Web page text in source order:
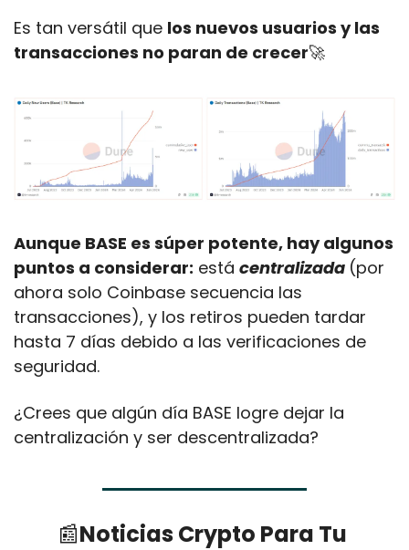
Es tan versátil que los nuevos usuarios y las
transacciones no paran de crecer🚀
Aunque BASE es súper potente, hay algunos
puntos a considerar: está centralizada (por
ahora solo Coinbase secuencia las
transacciones), y los retiros pueden tardar
hasta 7 días debido a las verificaciones de
seguridad.
¿Crees que algún día BASE logre dejar la
centralización y ser descentralizada?
📰Noticias Crypto Para Tu